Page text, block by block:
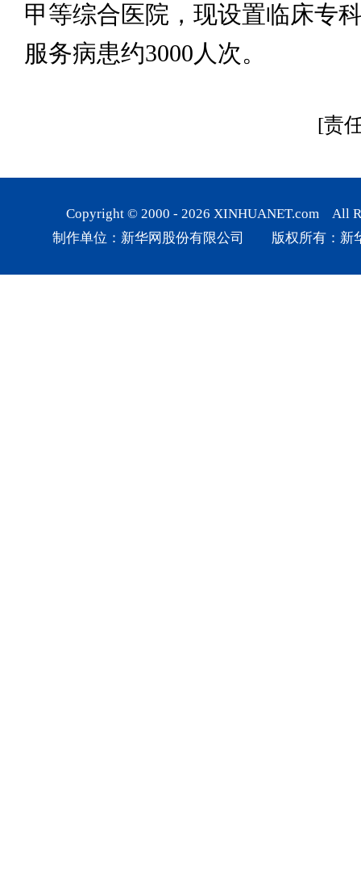
甲等综合医院，现设置临床专
服务病患约3000人次。
[责
Copyright © 2000 - 2026 XINHUANET.com All
制作单位：新华网股份有限公司 版权所有：新